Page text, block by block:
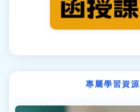
專屬學習資源